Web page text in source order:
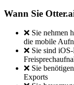
Wann Sie
❌ Sie nehmen
die mobile
❌ Sie sind
❌ Sie
Exports